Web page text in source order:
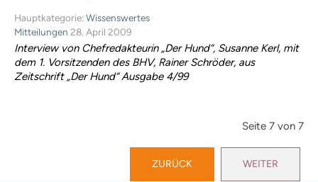
Hauptkategorie: Wissenswertes
Mitteilungen 28. April 2009
Interview von Chefredakteurin „Der Hund“, Susanne Kerl, mit
dem 1. Vorsitzenden des BHV, Rainer Schröder, aus
Zeitschrift „Der Hund“ Ausgabe 4/99
Seite 7 von 7
ZURÜCK WEITER